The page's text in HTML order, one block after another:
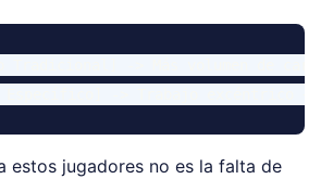
estos jugadores no es la falta de